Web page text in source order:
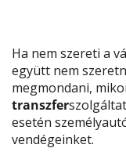
Ha nem szereti a
együtt nem
megmondani,
transzfer
esetén
vendégeinket.